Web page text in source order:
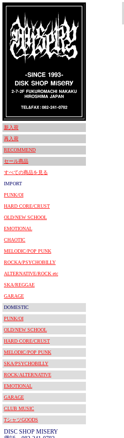
新入荷
再入荷
RECOMMEND
セール商品
すべての商品を見る
IMPORT
PUNK/OI
HARD CORE/CRUST
OLD/NEW SCHOOL
EMOTIONAL
CHAOTIC
MELODIC/POP PUNK
ROCKA/PSYCHOBILLY
ALTERNATIVE/ROCK etc
SKA/REGGAE
GARAGE
DOMESTIC
PUNK/OI
OLD/NEW SCHOOL
HARD CORE/CRUST
MELODIC/POP PUNK
SKA/PSYCHOBILLY
ROCK/ALTERNATIVE
EMOTIONAL
GARAGE
CLUB MUSIC
TシャツGOODS
DISC SHOP MISERY